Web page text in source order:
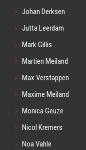
Johan Derksen
Jutta Leerdam
Mark Gillis
Martien Meiland
Max Verstappen
Maxime Meiland
Monica Geuze
Nicol Kremers
Noa Vahle